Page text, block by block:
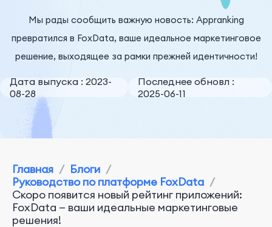
Компания
Мы рады сообщить важную новость: Appranking
превратился в FoxData, ваше идеальное маркетинговое
решение, выходящее за рамки прежней идентичности!
Дата выпуска : 2023-
08-28
Последнее обновл :
2025-06-11
Главная / Блоги /
Руководство по платформе FoxData /
Скоро появится новый рейтинг приложений:
FoxData — ваши идеальные маркетинговые
решения!